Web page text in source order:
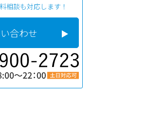
相談も対応します！
合わせ